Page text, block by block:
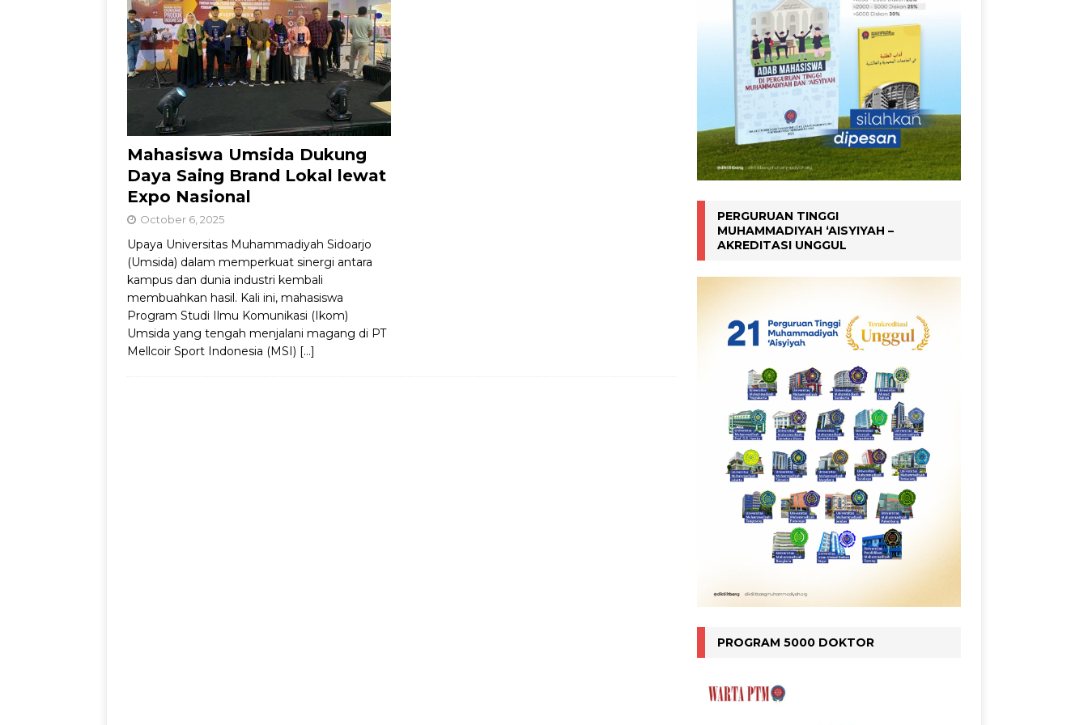
Jadul dengan Sentuhan Gen Z
Mahasiswa Umsida Dukung
Daya Saing Brand Lokal lewat
Expo Nasional
October 6, 2025
Upaya Universitas Muhammadiyah Sidoarjo
(Umsida) dalam memperkuat sinergi antara
kampus dan dunia industri kembali
membuahkan hasil. Kali ini, mahasiswa
Program Studi Ilmu Komunikasi (Ikom)
Umsida yang tengah menjalani magang di PT
Mellcoir Sport Indonesia (MSI) […]
PERGURUAN TINGGI
MUHAMMADIYAH ‘AISYIYAH –
AKREDITASI UNGGUL
PROGRAM 5000 DOKTOR